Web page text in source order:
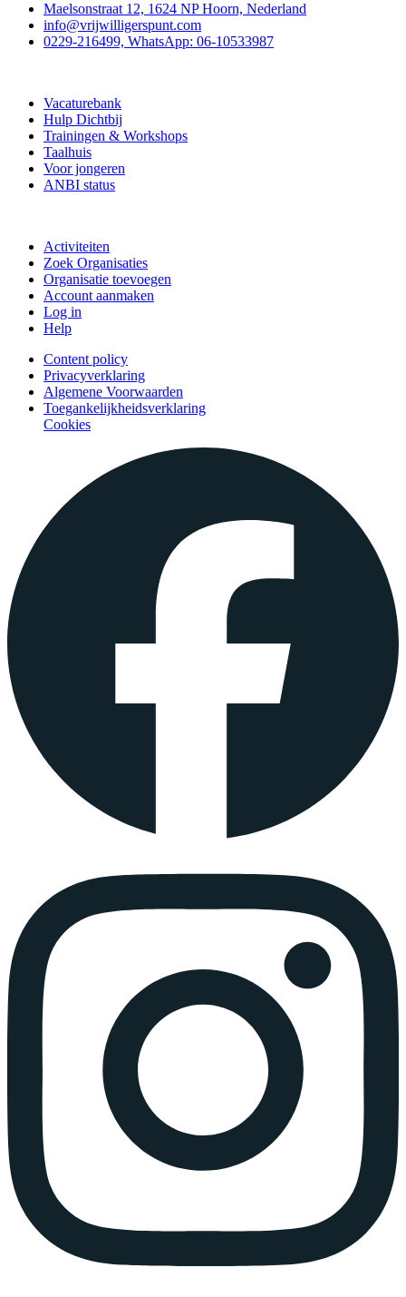
Maelsonstraat 12, 1624 NP Hoorn, Nederland
info@vrijwilligerspunt.com
0229-216499, WhatsApp: 06-10533987
Vacaturebank
Hulp Dichtbij
Trainingen & Workshops
Taalhuis
Voor jongeren
ANBI status
Activiteiten
Zoek Organisaties
Organisatie toevoegen
Account aanmaken
Log in
Help
Content policy
Privacyverklaring
Algemene Voorwaarden
Toegankelijkheidsverklaring
Cookies